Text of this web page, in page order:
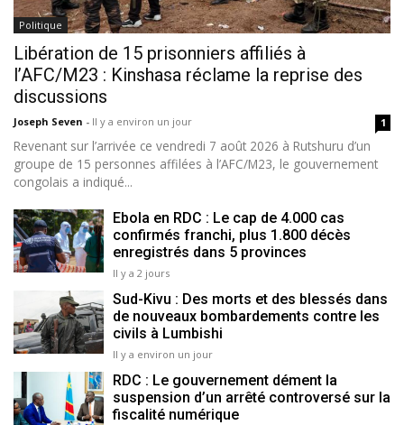
Politique
Libération de 15 prisonniers affiliés à
l’AFC/M23 : Kinshasa réclame la reprise des
discussions
Joseph Seven - Il y a environ un jour 1
Revenant sur l’arrivée ce vendredi 7 août 2026 à Rutshuru d’un
groupe de 15 personnes affilées à l’AFC/M23, le gouvernement
congolais a indiqué...
Ebola en RDC : Le cap de 4.000 cas
confirmés franchi, plus 1.800 décès
enregistrés dans 5 provinces
Il y a 2 jours
Sud-Kivu : Des morts et des blessés dans
de nouveaux bombardements contre les
civils à Lumbishi
Il y a environ un jour
RDC : Le gouvernement dément la
suspension d’un arrêté controversé sur la
fiscalité numérique